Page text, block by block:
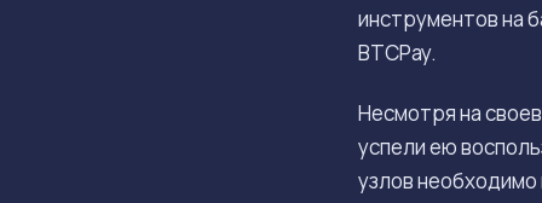
инструментов на
BTCPay.
Несмотря на
успели ею
узлов